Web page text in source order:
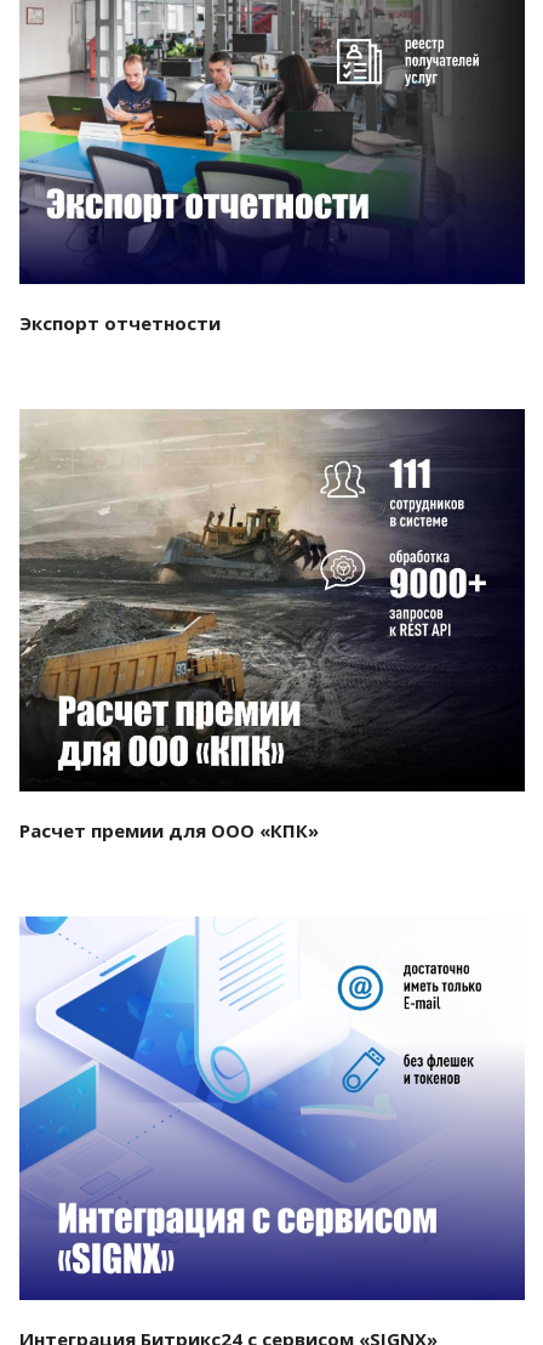
Смотреть проект
Экспорт отчетности
Смотреть проект
Расчет премии для ООО «КПК»
Смотреть проект
Интеграция Битрикс24 с сервисом «SIGNX»